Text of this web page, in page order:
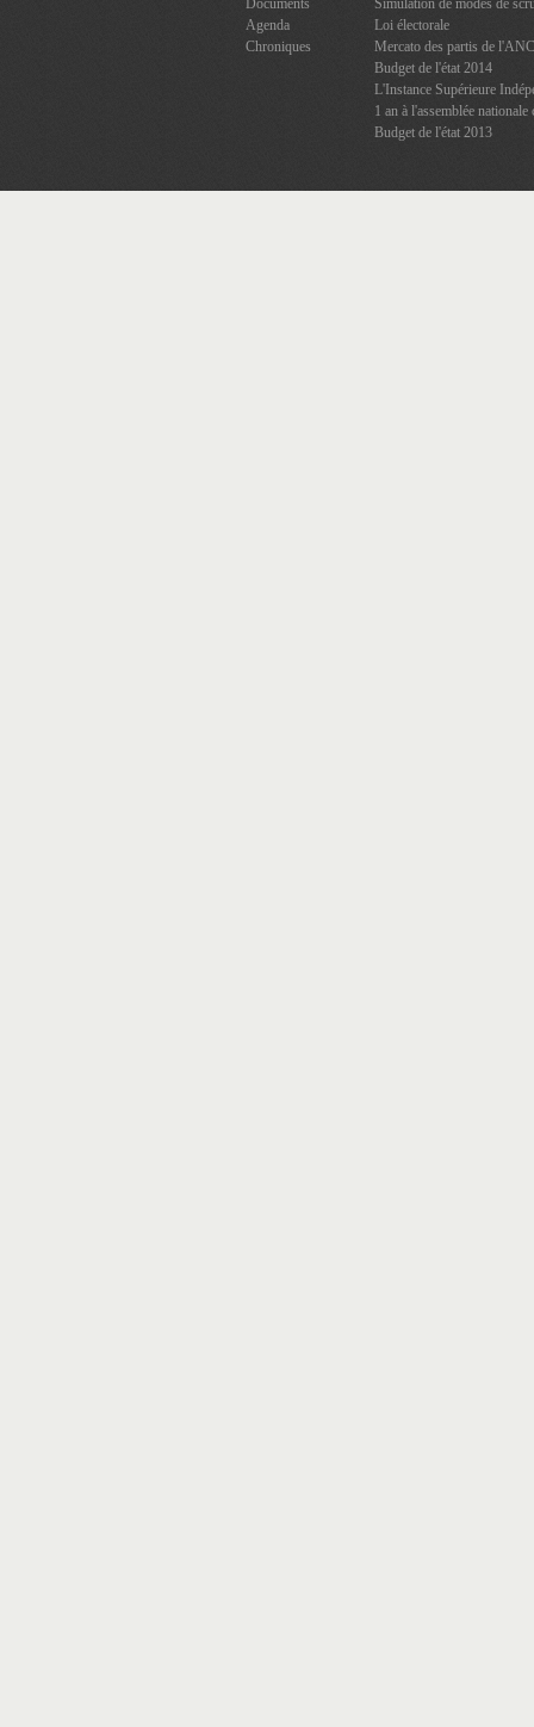
Documents
Agenda
Chroniques
Simulation de modes de
Loi électorale
Mercato des partis de l'ANC
Budget de l'état 2014
L'Instance Supérieure
1 an à l'assemblée nationale
Budget de l'état 2013